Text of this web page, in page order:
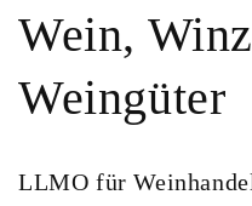
Wein,
Weingüter
LLMO für